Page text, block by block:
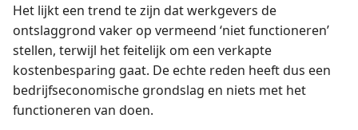
Het lijkt een trend te zijn dat werkgevers de
ontslaggrond vaker op vermeend ‘niet functioneren’
stellen, terwijl het feitelijk om een verkapte
kostenbesparing gaat. De echte reden heeft dus een
bedrijfseconomische grondslag en niets met het
functioneren van doen.